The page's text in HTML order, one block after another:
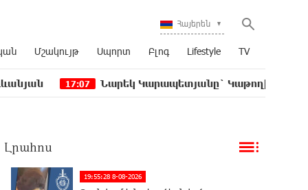
Հայերեն
Մշակույթ Սպորտ Բլոգ Lifestyle TV
17:07 Նարեկ Կարապետյանը` Կաթողիկոսին հեռացնել
Լրահոս
19:55:28 8-08-2026